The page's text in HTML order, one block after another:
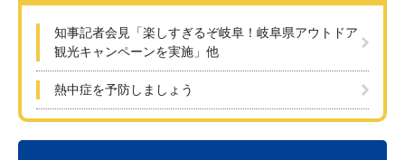
知事記者会見「楽しすぎるぞ岐阜！岐阜県アウトドア
観光キャンペーンを実施」他
熱中症を予防しましょう